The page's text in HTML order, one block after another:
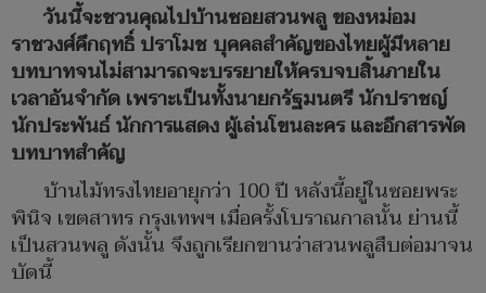
วันนี้จะชวนคุณไปบ้านซอยสวนพลู ของหม่อม
ราชวงศ์คึกฤทธิ์ ปราโมช บุคคลสำคัญของไทยผู้มีหลาย
บทบาทจนไม่สามารถจะบรรยายให้ครบจบสิ้นภายใน
เวลาอันจำกัด เพราะเป็นทั้งนายกรัฐมนตรี นักปราชญ์
นักประพันธ์ นักการแสดง ผู้เล่นโขนละคร และอีกสารพัด
บทบาทสำคัญ
บ้านไม้ทรงไทยอายุกว่า 100 ปี หลังนี้อยู่ในซอยพระ
พินิจ เขตสาทร กรุงเทพฯ เมื่อครั้งโบราณกาลนั้น ย่านนี้
เป็นสวนพลู ดังนั้น จึงถูกเรียกขานว่าสวนพลูสืบต่อมาจน
บัดนี้